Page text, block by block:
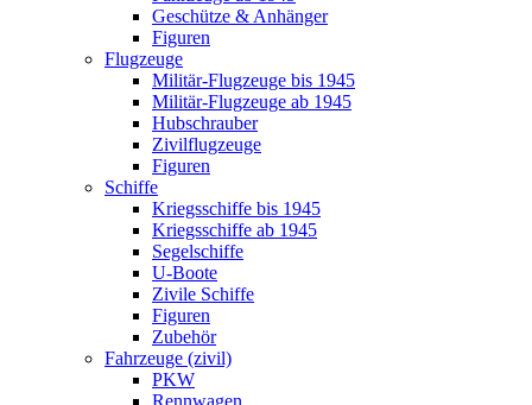
Geschütze & Anhänger
Figuren
Flugzeuge
Militär-Flugzeuge bis 1945
Militär-Flugzeuge ab 1945
Hubschrauber
Zivilflugzeuge
Figuren
Schiffe
Kriegsschiffe bis 1945
Kriegsschiffe ab 1945
Segelschiffe
U-Boote
Zivile Schiffe
Figuren
Zubehör
Fahrzeuge (zivil)
PKW
Rennwagen